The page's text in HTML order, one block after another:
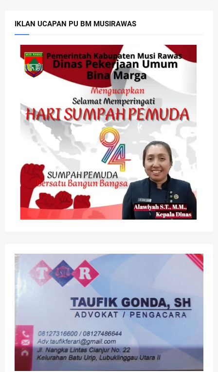
IKLAN UCAPAN PU BM MUSIRAWAS